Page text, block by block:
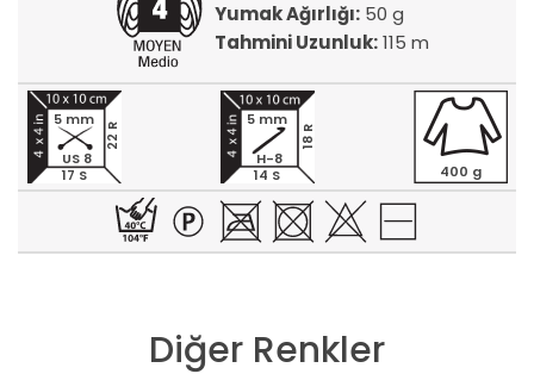
Yumak Ağırlığı: 50 g
Tahmini Uzunluk:115 m
17 S
22 R
5 mm
US 8
14 S
18 R
5 mm
H-8
400 g
Diğer Renkler